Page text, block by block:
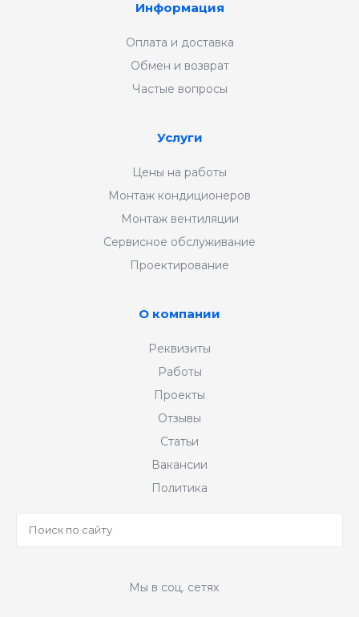
Информация
Оплата и доставка
Обмен и возврат
Частые вопросы
Услуги
Цены на работы
Монтаж кондиционеров
Монтаж вентиляции
Сервисное обслуживание
Проектирование
О компании
Реквизиты
Работы
Проекты
Отзывы
Статьи
Вакансии
Политика
Мы в соц. сетях